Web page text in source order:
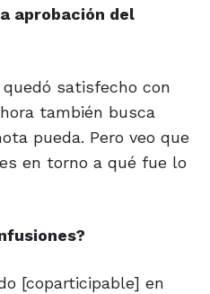
aprobación del
satisfecho con
también busca
pueda. Pero veo que
en torno a qué fue lo
[coparticipable] en